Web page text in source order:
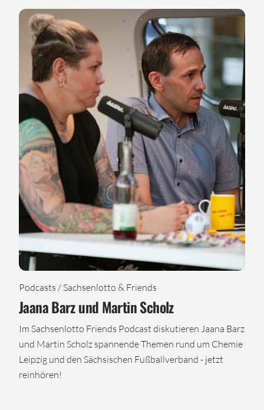
Podcasts / Sachsenlotto & Friends
Jaana Barz und Martin Scholz
Im Sachsenlotto Friends Podcast diskutieren Jaana Barz
und Martin Scholz spannende Themen rund um Chemie
Leipzig und den Sächsischen Fußballverband - jetzt
reinhören!